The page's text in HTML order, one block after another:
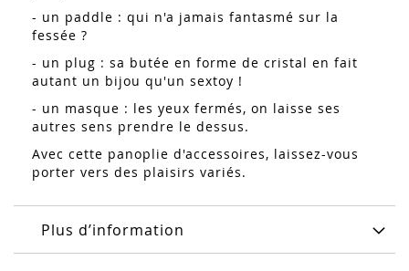
- un paddle : qui n'a jamais fantasmé sur la
fessée ?
- un plug : sa butée en forme de cristal en fait
autant un bijou qu'un sextoy !
- un masque : les yeux fermés, on laisse ses
autres sens prendre le dessus.
Avec cette panoplie d'accessoires, laissez-vous
porter vers des plaisirs variés.
Plus d’information